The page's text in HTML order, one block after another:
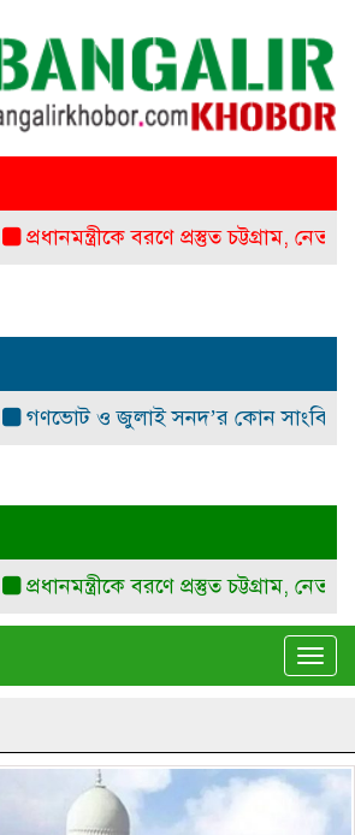
বরণে প্রস্তুত চট্টগ্রাম, নেতাকর্মীরা
ও জুলাই সনদ’র কোন সাংবিধানিক
বরণে প্রস্তুত চট্টগ্রাম, নেতাকর্মীরা